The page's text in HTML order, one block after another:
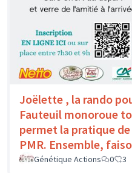
Joëlette , la rando
Fauteuil monoroue
permet la pratique
PMR. Ensemble,
Génétique Actions 0 3